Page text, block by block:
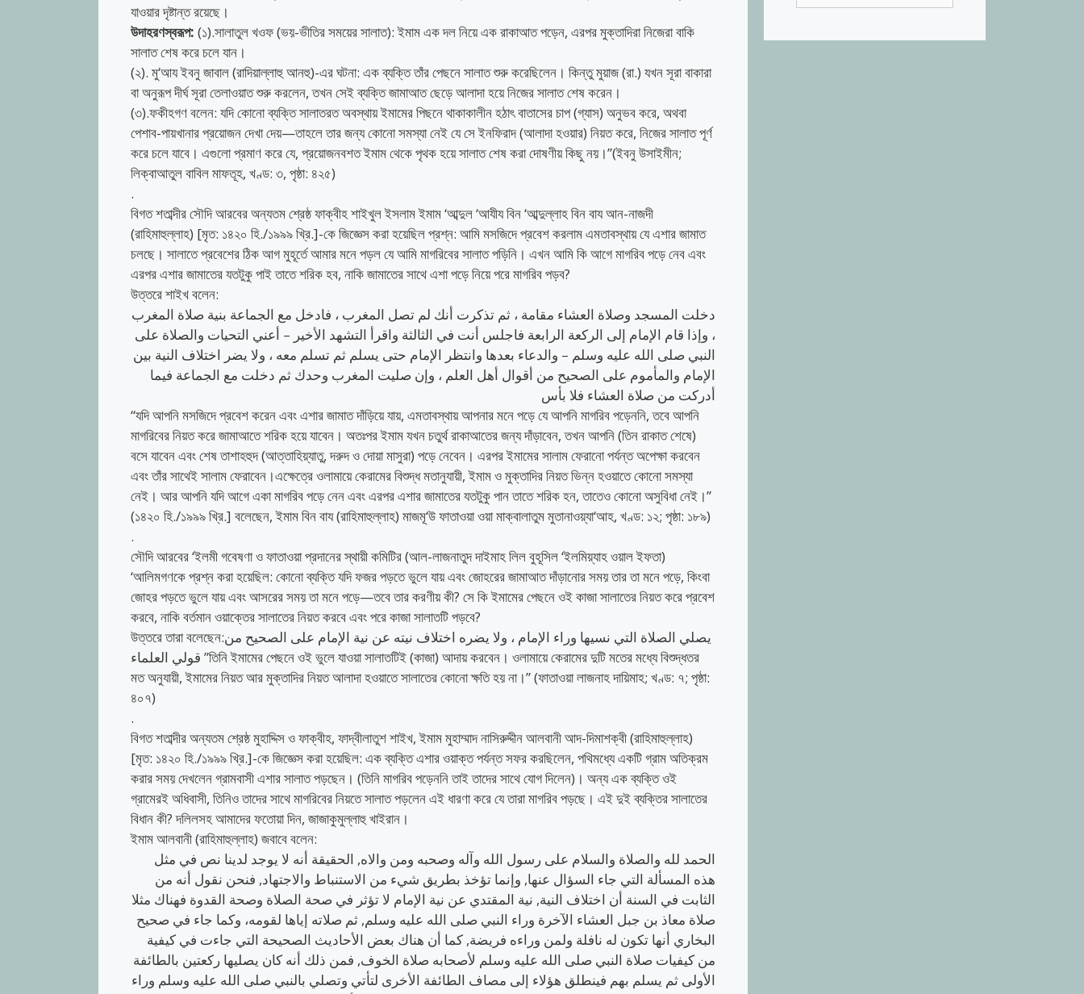
যাওয়ার দৃষ্টান্ত রয়েছে।
উদাহরণস্বরূপ: (​১).সালাতুল খওফ (ভয়-ভীতির সময়ের সালাত): ইমাম এক দল নিয়ে এক রাকাআত পড়েন, এরপর মুক্তাদিরা নিজেরা বাকি
সালাত শেষ করে চলে যান।
(২). মু‘আয ইবনু জাবাল (রাদিয়াল্লাহু আনহু)-এর ঘটনা: এক ব্যক্তি তাঁর পেছনে সালাত শুরু করেছিলেন। কিন্তু মুয়াজ (রা.) যখন সূরা বাকারা
বা অনুরূপ দীর্ঘ সূরা তেলাওয়াত শুরু করলেন, তখন সেই ব্যক্তি জামাআত ছেড়ে আলাদা হয়ে নিজের সালাত শেষ করেন।
(৩).ফকীহগণ বলেন: যদি কোনো ব্যক্তি সালাতরত অবস্থায় ইমামের পিছনে থাকাকালীন হঠাৎ বাতাসের চাপ (গ্যাস) অনুভব করে, অথবা
পেশাব-পায়খানার প্রয়োজন দেখা দেয়—তাহলে তার জন্য কোনো সমস্যা নেই যে সে ইনফিরাদ (আলাদা হওয়ার) নিয়ত করে, নিজের সালাত পূর্ণ
করে চলে যাবে। এগুলো প্রমাণ করে যে, প্রয়োজনবশত ইমাম থেকে পৃথক হয়ে সালাত শেষ করা দোষণীয় কিছু নয়।”(ইবনু উসাইমীন;
লিক্বাআতুল বাবিল মাফতূহ, খণ্ড: ৩, পৃষ্ঠা: ৪২৫)
.
বিগত শতাব্দীর সৌদি আরবের অন্যতম শ্রেষ্ঠ ফাক্বীহ শাইখুল ইসলাম ইমাম ‘আব্দুল ‘আযীয বিন ‘আব্দুল্লাহ বিন বায আন-নাজদী
(রাহিমাহুল্লাহ) [মৃত: ১৪২০ হি./১৯৯৯ খ্রি.]-কে জিজ্ঞেস করা হয়েছিল ​প্রশ্ন: আমি মসজিদে প্রবেশ করলাম এমতাবস্থায় যে এশার জামাত
চলছে। সালাতে প্রবেশের ঠিক আগ মুহূর্তে আমার মনে পড়ল যে আমি মাগরিবের সালাত পড়িনি। এখন আমি কি আগে মাগরিব পড়ে নেব এবং
এরপর এশার জামাতের যতটুকু পাই তাতে শরিক হব, নাকি জামাতের সাথে এশা পড়ে নিয়ে পরে মাগরিব পড়ব?
​উত্তরে শাইখ বলেন:
دخلت المسجد وصلاة العشاء مقامة ، ثم تذكرت أنك لم تصل المغرب ، فادخل مع الجماعة بنية صلاة المغرب
، وإذا قام الإمام إلى الركعة الرابعة فاجلس أنت في الثالثة واقرأ التشهد الأخير – أعني التحيات والصلاة على
النبي صلى الله عليه وسلم – والدعاء بعدها وانتظر الإمام حتى يسلم ثم تسلم معه ، ولا يضر اختلاف النية بين
الإمام والمأموم على الصحيح من أقوال أهل العلم ، وإن صليت المغرب وحدك ثم دخلت مع الجماعة فيما
أدركت من صلاة العشاء فلا بأس
“যদি আপনি মসজিদে প্রবেশ করেন এবং এশার জামাত দাঁড়িয়ে যায়, এমতাবস্থায় আপনার মনে পড়ে যে আপনি মাগরিব পড়েননি, তবে আপনি
মাগরিবের নিয়ত করে জামাআতে শরিক হয়ে যাবেন। অতঃপর ইমাম যখন চতুর্থ রাকাআতের জন্য দাঁড়াবেন, তখন আপনি (তিন রাকাত শেষে)
বসে যাবেন এবং শেষ তাশাহহুদ (আত্তাহিয়্যাতু, দরুদ ও দোয়া মাসুরা) পড়ে নেবেন। এরপর ইমামের সালাম ফেরানো পর্যন্ত অপেক্ষা করবেন
এবং তাঁর সাথেই সালাম ফেরাবেন।এক্ষেত্রে ​ওলামায়ে কেরামের বিশুদ্ধ মতানুযায়ী, ইমাম ও মুক্তাদির নিয়ত ভিন্ন হওয়াতে কোনো সমস্যা
নেই। আর আপনি যদি আগে একা মাগরিব পড়ে নেন এবং এরপর এশার জামাতের যতটুকু পান তাতে শরিক হন, তাতেও কোনো অসুবিধা নেই।”​
(১৪২০ হি./১৯৯৯ খ্রি.] বলেছেন, ইমাম বিন বায (রাহিমাহুল্লাহ) মাজমূ‘উ ফাতাওয়া ওয়া মাক্বালাতুম মুতানাওয়্যা‘আহ, খণ্ড: ১২; পৃষ্ঠা: ১৮৯)
.
সৌদি আরবের ‘ইলমী গবেষণা ও ফাতাওয়া প্রদানের স্থায়ী কমিটির (আল-লাজনাতুদ দাইমাহ লিল বুহূসিল ‘ইলমিয়্যাহ ওয়াল ইফতা)
‘আলিমগণকে ​প্রশ্ন করা হয়েছিল: কোনো ব্যক্তি যদি ফজর পড়তে ভুলে যায় এবং জোহরের জামাআত দাঁড়ানোর সময় তার তা মনে পড়ে, কিংবা
জোহর পড়তে ভুলে যায় এবং আসরের সময় তা মনে পড়ে—তবে তার করণীয় কী? সে কি ইমামের পেছনে ওই কাজা সালাতের নিয়ত করে প্রবেশ
করবে, নাকি বর্তমান ওয়াক্তের সালাতের নিয়ত করবে এবং পরে কাজা সালাতটি পড়বে?
​উত্তরে তারা বলেছেন:يصلي الصلاة التي نسيها وراء الإمام ، ولا يضره اختلاف نيته عن نية الإمام على الصحيح من
قولي العلماء ​”তিনি ইমামের পেছনে ওই ভুলে যাওয়া সালাতটিই (কাজা) আদায় করবেন। ওলামায়ে কেরামের দুটি মতের মধ্যে বিশুদ্ধতর
মত অনুযায়ী, ইমামের নিয়ত আর মুক্তাদির নিয়ত আলাদা হওয়াতে সালাতের কোনো ক্ষতি হয় না।” (ফাতাওয়া লাজনাহ দায়িমাহ; খণ্ড: ৭; পৃষ্ঠা:
৪০৭)
.
বিগত শতাব্দীর অন্যতম শ্রেষ্ঠ মুহাদ্দিস ও ফাক্বীহ, ফাদ্বীলাতুশ শাইখ, ইমাম মুহাম্মাদ নাসিরুদ্দীন আলবানী আদ-দিমাশক্বী (রাহিমাহুল্লাহ)
[মৃত: ১৪২০ হি./১৯৯৯ খ্রি.]-কে জিজ্ঞেস করা হয়েছিল: এক ব্যক্তি এশার ওয়াক্ত পর্যন্ত সফর করছিলেন, পথিমধ্যে একটি গ্রাম অতিক্রম
করার সময় দেখলেন গ্রামবাসী এশার সালাত পড়ছেন। (তিনি মাগরিব পড়েননি তাই তাদের সাথে যোগ দিলেন)। অন্য এক ব্যক্তি ওই
গ্রামেরই অধিবাসী, তিনিও তাদের সাথে মাগরিবের নিয়তে সালাত পড়লেন এই ধারণা করে যে তারা মাগরিব পড়ছে। এই দুই ব্যক্তির সালাতের
বিধান কী? দলিলসহ আমাদের ফতোয়া দিন, জাজাকুমুল্লাহু খাইরান।
ইমাম আলবানী (রাহিমাহুল্লাহ) জবাবে বলেন:
الحمد لله والصلاة والسلام على رسول الله وآله وصحبه ومن والاه, الحقيقة أنه لا يوجد لدينا نص في مثل
هذه المسألة التي جاء السؤال عنها, وإنما تؤخذ بطريق شيء من الاستنباط والاجتهاد, فنحن نقول أنه من
الثابت في السنة أن اختلاف النية, نية المقتدي عن نية الإمام لا تؤثر في صحة الصلاة وصحة القدوة فهناك مثلا
صلاة معاذ بن جبل العشاء الآخرة وراء النبي صلى الله عليه وسلم, ثم صلاته إياها لقومه، وكما جاء في صحيح
البخاري أنها تكون له نافلة ولمن وراءه فريضة, كما أن هناك بعض الأحاديث الصحيحة التي جاءت في كيفية
من كيفيات صلاة النبي صلى الله عليه وسلم لأصحابه صلاة الخوف, فمن ذلك أنه كان يصليها ركعتين بالطائفة
الأولى ثم يسلم بهم فينطلق هؤلاء إلى مصاف الطائفة الأخرى لتأتي وتصلي بالنبي صلى الله عليه وسلم وراء